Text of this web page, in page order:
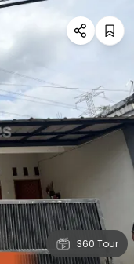
360 Tour